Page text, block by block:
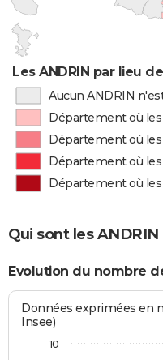
Les ANDRIN par lieu
Aucun ANDRIN
Département où
Département où
Département où
Département où
Qui sont les
Evolution du nombre
Données exprimées en
Insee)
10